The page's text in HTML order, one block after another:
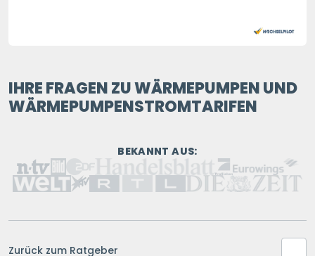
IHRE FRAGEN ZU WÄRMEPUMPEN UND
WÄRMEPUMPENSTROMTARIFEN
BEKANNT AUS:
Zurück zum Ratgeber